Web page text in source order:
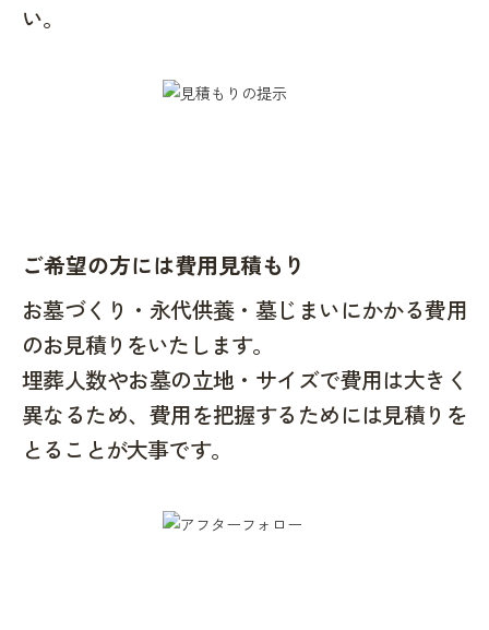
い。
ご希望の方には費用見積もり
お墓づくり・永代供養・墓じまいにかかる費用
のお見積りをいたします。
埋葬人数やお墓の立地・サイズで費用は大きく
異なるため、費用を把握するためには見積りを
とることが大事です。